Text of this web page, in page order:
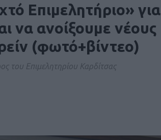
ΑΓΩΝ
Επιμελητήριο» για
να ανοίξουμε νέους
(φωτό+βίντεο)
του Επιμελητηρίου Καρδίτσας